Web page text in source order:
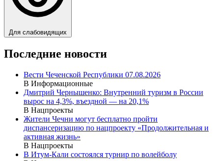
Для слабовидящих
Последние новости
Вести Чеченской Республики 07.08.2026
В Информационные
Дмитрий Чернышенко: Внутренний туризм в России
вырос на 4,3%, въездной — на 20,1%
В Нацпроекты
Жители Чечни могут бесплатно пройти
диспансеризацию по нацпроекту «Продолжительная и
активная жизнь»
В Нацпроекты
В Итум-Кали состоялся турнир по волейболу